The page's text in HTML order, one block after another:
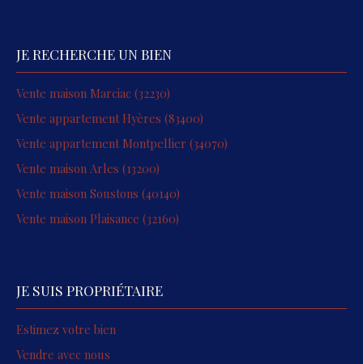
JE RECHERCHE UN BIEN
Vente maison Marciac (32230)
Vente appartement Hyères (83400)
Vente appartement Montpellier (34070)
Vente maison Arles (13200)
Vente maison Soustons (40140)
Vente maison Plaisance (32160)
JE SUIS PROPRIÉTAIRE
Estimez votre bien
Vendre avec nous